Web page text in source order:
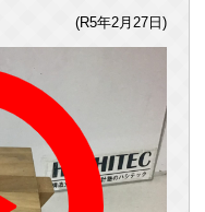
(R5年2月27日)